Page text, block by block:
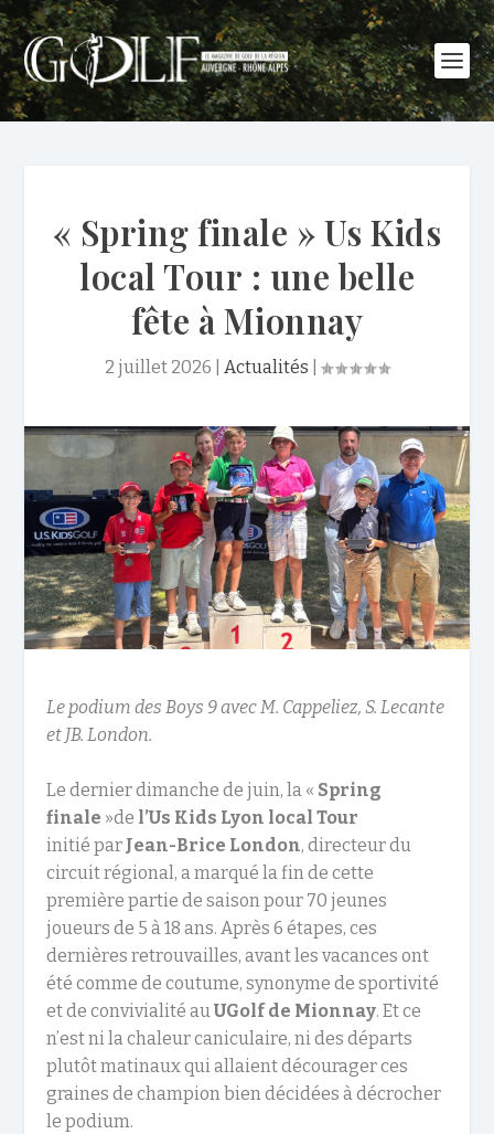
« Spring finale » Us Kids
local Tour : une belle
fête à Mionnay
2 juillet 2026 Actualités
Le podium des Boys 9 avec M. Cappeliez, S. Lecante
et JB. London.
Le dernier dimanche de juin, la « Spring
finale »de l’Us Kids Lyon local Tour
initié par Jean-Brice London, directeur du
circuit régional, a marqué la fin de cette
première partie de saison pour 70 jeunes
joueurs de 5 à 18 ans. Après 6 étapes, ces
dernières retrouvailles, avant les vacances ont
été comme de coutume, synonyme de sportivité
et de convivialité auUGolf de Mionnay. Et ce
n’est ni la chaleur caniculaire, ni des départs
plutôt matinaux qui allaient décourager ces
graines de champion bien décidées à décrocher
le podium.